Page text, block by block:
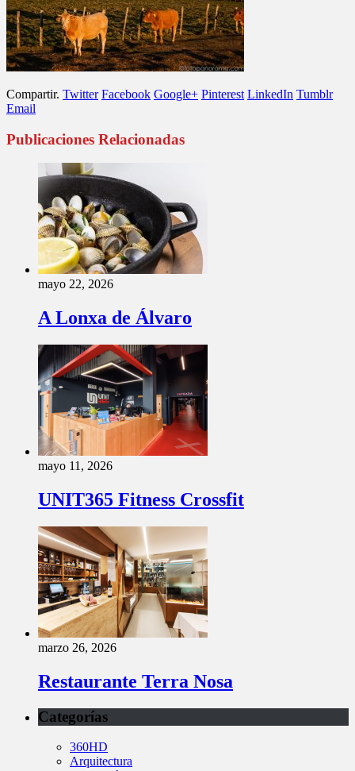
Compartir. Twitter Facebook Google+ Pinterest LinkedIn Tumblr
Email
Publicaciones Relacionadas
mayo 22, 2026
A Lonxa de Álvaro
mayo 11, 2026
UNIT365 Fitness Crossfit
marzo 26, 2026
Restaurante Terra Nosa
Categorías
360HD
Arquitectura